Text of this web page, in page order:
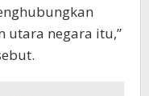
utara negara itu,”